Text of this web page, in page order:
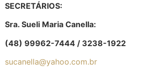
SECRETÁRIOS:
Sra. Sueli Maria Canella:
(48) 99962-7444 / 3238-1922
sucanella@yahoo.com.br